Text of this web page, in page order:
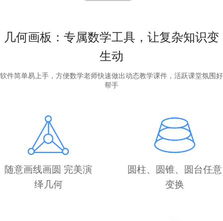
几何画板：专属数学工具，让复杂知识变
生动
软件简单易上手，方便数学老师快速做出动态教学课件，活跃课堂氛围好
帮手
随意画线画圆 完美演
绎几何
圆柱、圆锥、圆台任意
变换